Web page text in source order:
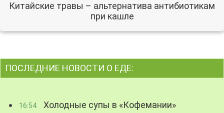
Китайские травы – альтернатива антибиотикам
при кашле
ПОСЛЕДНИЕ НОВОСТИ О ЕДЕ:
16:54 Холодные супы в «Кофемании»